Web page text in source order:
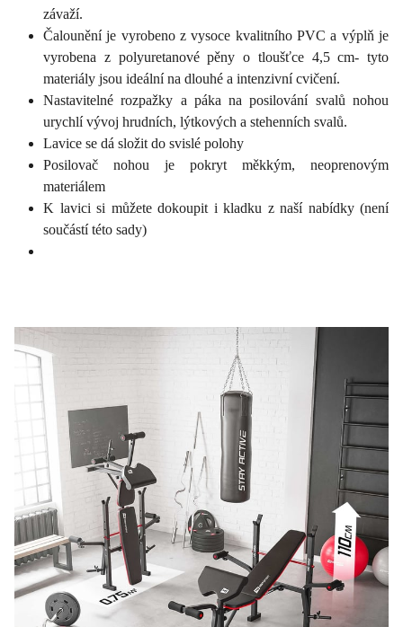
závaží.
Čalounění je vyrobeno z vysoce kvalitního PVC a výplň je
vyrobena z polyuretanové pěny o tloušťce 4,5 cm- tyto
materiály jsou ideální na dlouhé a intenzivní cvičení.
Nastavitelné rozpažky a páka na posilování svalů nohou
urychlí vývoj hrudních, lýtkových a stehenních svalů.
Lavice se dá složit do svislé polohy
Posilovač nohou je pokryt měkkým, neoprenovým
materiálem
K lavici si můžete dokoupit i kladku z naší nabídky (není
součástí této sady)